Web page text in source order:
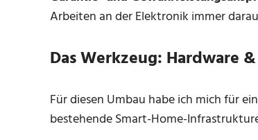
Arbeiten an der Elektronik immer
Das Werkzeug: Hardware
Für diesen Umbau habe ich mich für
bestehende Smart-Home-